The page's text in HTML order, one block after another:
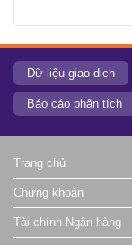
Dữ liệu giao dịch
Báo cáo phân tích
Trang chủ
Chứng khoán
Tài chính Ngân hàng